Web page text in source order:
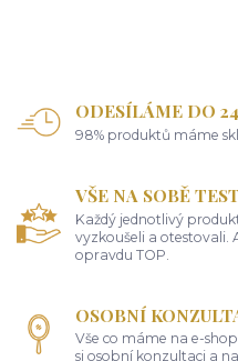
ODESÍLÁME DO
98% produktů máme
VŠE NA SOBĚ
Každý jednotlivý
vyzkoušeli a otestovali.
opravdu TOP.
OSOBNÍ
Vše co máme na e-
si osobní konzultaci a